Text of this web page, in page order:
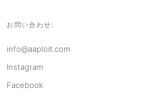
お問い合わせ:
info@aaploit.com
Instagram
Facebook